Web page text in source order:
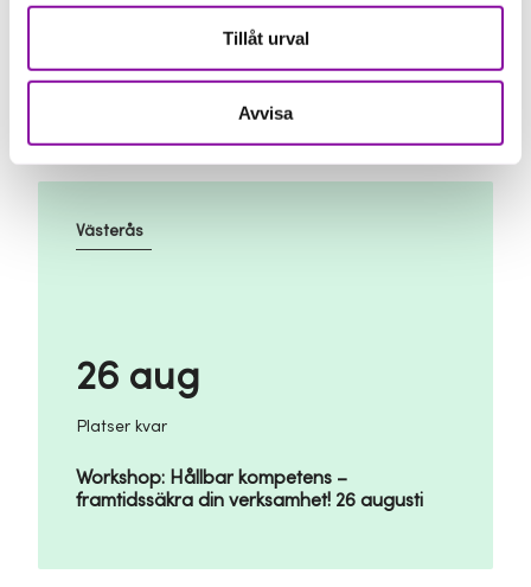
Tillåt urval
Avvisa
Hitta Kapitalet - Augusti
Workshop: Hållbar kompetens –
framtidssäkra din verksamhet! 26 augusti
26 aug
Platser kvar
Västerås